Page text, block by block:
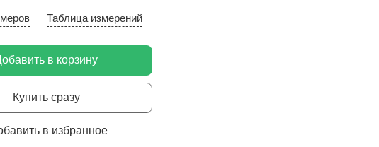
Таблица измерений
в корзину
Купить сразу
в избранное